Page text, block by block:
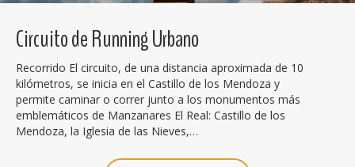
Circuito de Running Urbano
Recorrido El circuito, de una distancia aproximada de 10
kilómetros, se inicia en el Castillo de los Mendoza y
permite caminar o correr junto a los monumentos más
emblemáticos de Manzanares El Real: Castillo de los
Mendoza, la Iglesia de las Nieves,…